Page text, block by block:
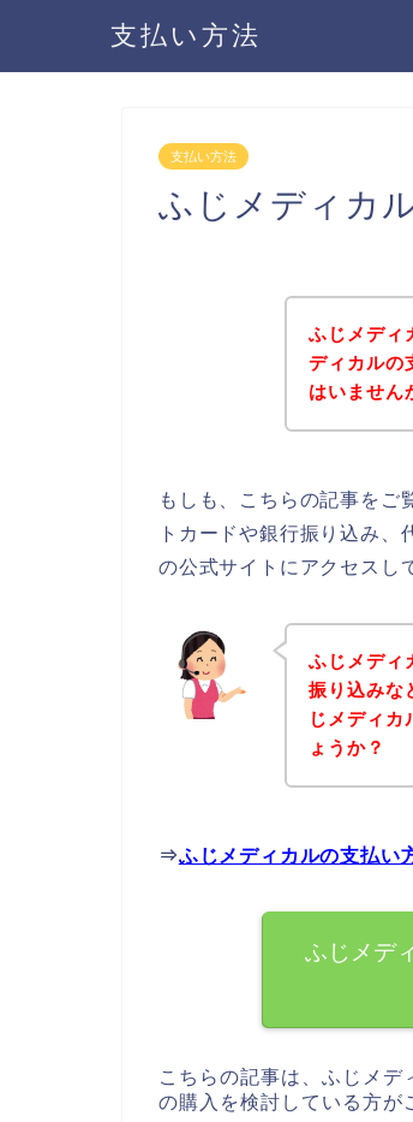
支払い方法
支払い方法
ふじメディカ
ふじメディ
ディカルの
はいません
もしも、こちらの記事をご
トカードや銀行振り込み
の公式サイトにアクセスし
ふじメディ
振り込みな
じメディカ
ょうか？
⇒ふじメディカルの支払い
ふじメデ
こちらの記事は、ふじメ
の購入を検討している方が